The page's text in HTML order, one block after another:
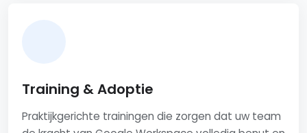
Training & Adoptie
Praktijkgerichte trainingen die zorgen dat uw team